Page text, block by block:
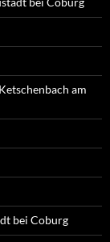
am
bei Coburg